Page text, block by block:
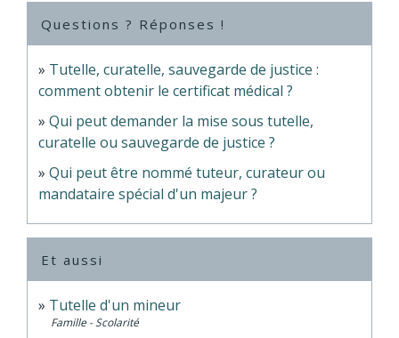
Questions ? Réponses !
Tutelle, curatelle, sauvegarde de justice :
comment obtenir le certificat médical ?
Qui peut demander la mise sous tutelle,
curatelle ou sauvegarde de justice ?
Qui peut être nommé tuteur, curateur ou
mandataire spécial d'un majeur ?
Et aussi
Tutelle d'un mineur
Famille - Scolarité